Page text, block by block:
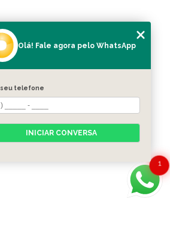
Sul
1
Olá! Fale agora pelo WhatsApp
seu telefone
INICIAR CONVERSA